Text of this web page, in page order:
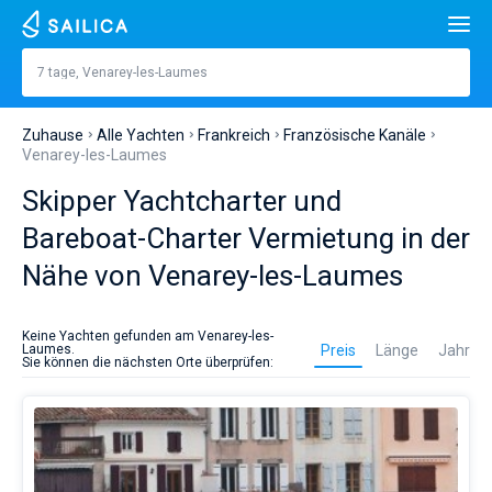
Venarey-les-Laumes
7 tage, Venarey-les-Laumes
Jachten
Beliebte Länder
Kroatien
Griechenland
Türkei
Frankreich
Beliebte Reiseziele
Teilt
Zadar
Sizilien
Beliebte Marinas
D-Marin Lefkas
D-Marin Gouvia Marina
Beneteau
Bavaria
Kathamarans
Lagoon 42
Segelyachten
Bavaria C42
Reiseziele
Zuhause Alle Yachten Frankreich
Französische Kanäle
Venarey-les-Laumes
Skipper Yachtcharter und
Bareboat-Charter Vermietung in der
Nähe von Venarey-les-Laumes
am
besten,
Charter
Venarey-
les-
Keine Yachten gefunden am Venarey-les-
Laumes.
Sie können die nächsten Orte überprüfen:
Preis Länge Jahr
Lange
Eingebaut
Personen
Kabinen